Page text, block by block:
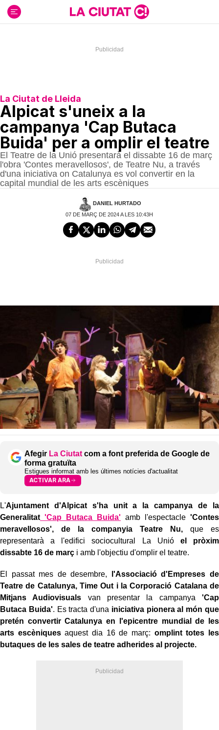
contenido
La Ciutat de Lleida
Alpicat s'uneix a la
campanya 'Cap Butaca
Buida' per a omplir el teatre
El Teatre de la Unió presentarà el dissabte 16 de març
l'obra 'Contes meravellosos', de Teatre Nu, a través
d'una iniciativa on Catalunya es vol convertir en la
capital mundial de les arts escèniques
DANIEL HURTADO
07 DE MARÇ DE 2024 A LES 10:43H
Afegir La Ciutat com a font preferida de Google de
forma gratuïta
Estigues informat amb les últimes notícies d'actualitat
ACTIVAR ARA
L'Ajuntament d'Alpicat s'ha unit a la campanya de la
Generalitat 'Cap Butaca Buida' amb l'espectacle'Contes
meravellosos', de la companyia Teatre Nu,que es
representarà a l'edifici sociocultural La Unió el pròxim
dissabte 16 de març i amb l'objectiu d'omplir el teatre.
El passat mes de desembre,
l'Associació d'Empreses de
Teatre de Catalunya, Time Out i la Corporació Catalana de
Mitjans Audiovisuals van presentar la campanya 'Cap
Butaca Buida'. Es tracta d'una iniciativa pionera al món que
pretén convertir Catalunya en l'epicentre mundial de les
arts escèniquesaquest dia 16 de març: omplint totes les
butaques de les sales de teatre adherides al projecte.